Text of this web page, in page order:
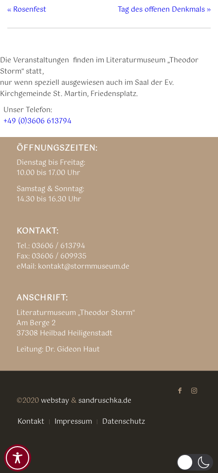
« Rosenfest Tag des offenen Denkmals»
Die Veranstaltungen finden im Literaturmuseum „Theodor
Storm“ statt,
nur wenn speziell ausgewiesen auch im Saal der Ev.
Kirchgemeinde St. Martin, Friedensplatz.
Unser Telefon:
+49 (0)3606 613794
ÖFFNUNGSZEITEN:
Dienstag bis Freitag:
10.00 bis 17.00 Uhr
Samstag & Sonntag:
14.30 bis 16.30 Uhr
KONTAKT:
Tel.: 03606 / 613794
Fax: 03606 / 609935
eMail: kontakt@stormmuseum.de
ANSCHRIFT:
Literaturmuseum „Theodor Storm“
Am Berge 2
37308 Heilbad Heiligenstadt
Leitung: Dr. Gideon Haut
©2020 webstay&sandruschka.de
Kontakt
Impressum Datenschutz